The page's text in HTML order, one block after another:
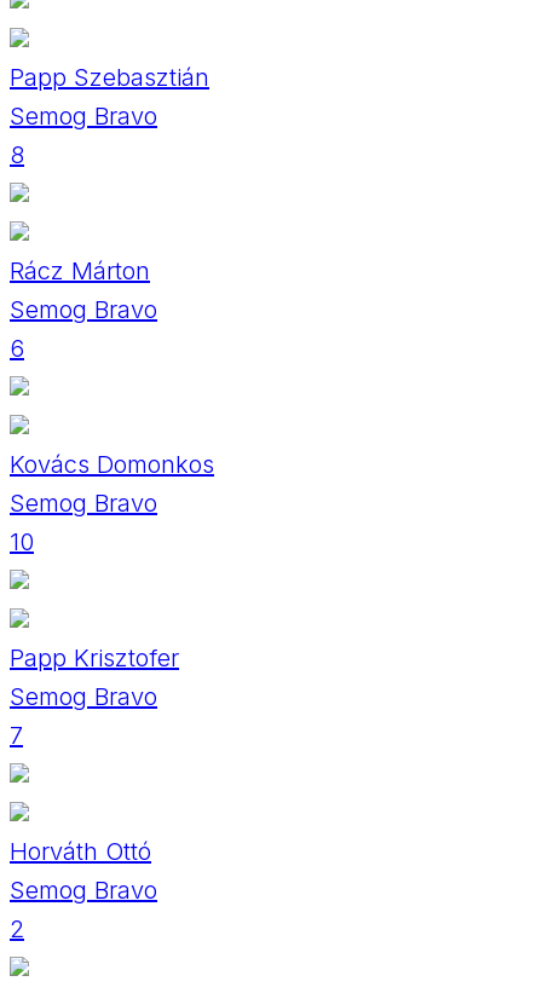
Papp Szebasztián
Semog Bravo
8
Rácz Márton
Semog Bravo
6
Kovács Domonkos
Semog Bravo
10
Papp Krisztofer
Semog Bravo
7
Horváth Ottó
Semog Bravo
2